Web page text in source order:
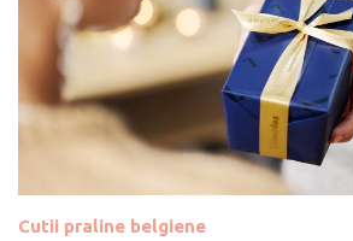
Cutii praline belgiene